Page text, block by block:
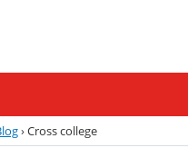
›Cross college